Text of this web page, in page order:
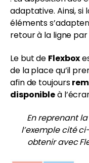
adaptative. Ainsi, si
éléments
retour à la ligne
Le but de Flexbox
de la place qu’il
afin de toujours
disponibleà
En reprenant
l’exemple cité
obtenir avec